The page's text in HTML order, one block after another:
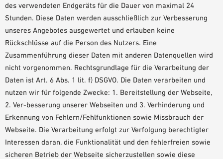
des verwendeten Endgeräts für die Dauer von maximal 24
Stunden. Diese Daten werden ausschließlich zur Verbesserung
unseres Angebotes ausgewertet und erlauben keine
Rückschlüsse auf die Person des Nutzers. Eine
Zusammenführung dieser Daten mit anderen Datenquellen wird
nicht vorgenommen. Rechtsgrundlage für die Verarbeitung der
Daten ist Art. 6 Abs. 1 lit. f) DSGVO. Die Daten verarbeiten und
nutzen wir für folgende Zwecke: 1. Bereitstellung der Webseite,
2. Ver-besserung unserer Webseiten und 3. Verhinderung und
Erkennung von Fehlern/Fehlfunktionen sowie Missbrauch der
Webseite. Die Verarbeitung erfolgt zur Verfolgung berechtigter
Interessen daran, die Funktionalität und den fehlerfreien sowie
sicheren Betrieb der Webseite sicherzustellen sowie diese